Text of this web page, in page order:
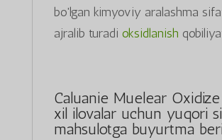
bo'lgan kimyoviy aralashma
ajralib turadi oksidlanish
Caluanie Muelear
xil ilovalar uchun yuqori
mahsulotga buyurtma